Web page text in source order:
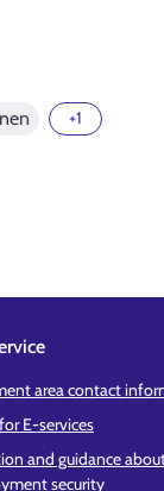
+1
area contact
E-services
and guidance
security